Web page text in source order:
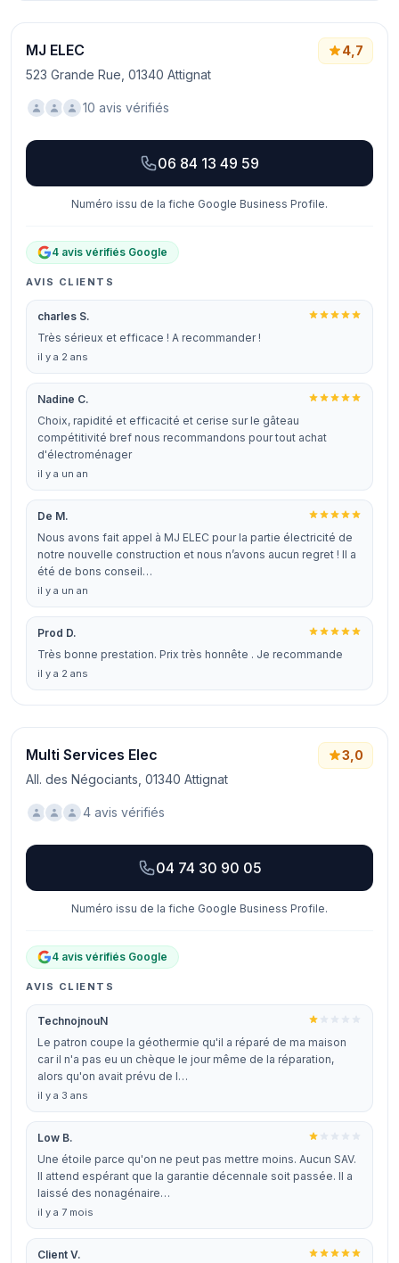
MJ ELEC
523 Grande Rue, 01340 Attignat
4,7
10 avis vérifiés
06 84 13 49 59
Numéro issu de la fiche Google Business Profile.
4 avis vérifiés Google
AVIS CLIENTS
charles S.
Très sérieux et efficace ! A recommander !
il y a 2 ans
Nadine C.
Choix, rapidité et efficacité et cerise sur le gâteau
compétitivité bref nous recommandons pour tout achat
d'électroménager
il y a un an
De M.
Nous avons fait appel à MJ ELEC pour la partie électricité de
notre nouvelle construction et nous n’avons aucun regret ! Il a
été de bons conseil…
il y a un an
Prod D.
Très bonne prestation. Prix très honnête . Je recommande
il y a 2 ans
Multi Services Elec
All. des Négociants, 01340 Attignat
3,0
4 avis vérifiés
04 74 30 90 05
Numéro issu de la fiche Google Business Profile.
4 avis vérifiés Google
AVIS CLIENTS
TechnojnouN
Le patron coupe la géothermie qu'il a réparé de ma maison
car il n'a pas eu un chèque le jour même de la réparation,
alors qu'on avait prévu de l…
il y a 3 ans
Low B.
Une étoile parce qu'on ne peut pas mettre moins. Aucun SAV.
Il attend espérant que la garantie décennale soit passée. Il a
laissé des nonagénaire…
il y a 7 mois
Client V.